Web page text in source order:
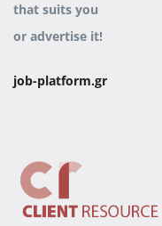
that suits you
or advertise it!
job-platform.gr